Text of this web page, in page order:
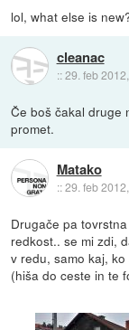
lol, what else is
cleanac
::29. feb
Če boš čakal druge
promet.
Matako
::29. feb
Drugače pa
redkost.. se mi zdi,
v redu, samo kaj,
(hiša do ceste in te